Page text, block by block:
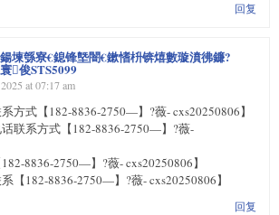
回复
堜綔寮€鎴锋墍闇€鏉愭枡锛熺數璇濆彿鐮?
俊STS5099
at 07:17 am
方式【182-8836-2750—】?薇- cxs20250806】
联系方式【182-8836-2750—】?薇-
8836-2750—】?薇- cxs20250806】
【182-8836-2750—】?薇- cxs20250806】
回复